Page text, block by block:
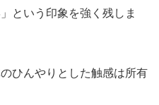
という印象を強く残しま
ひんやりとした触感は所有